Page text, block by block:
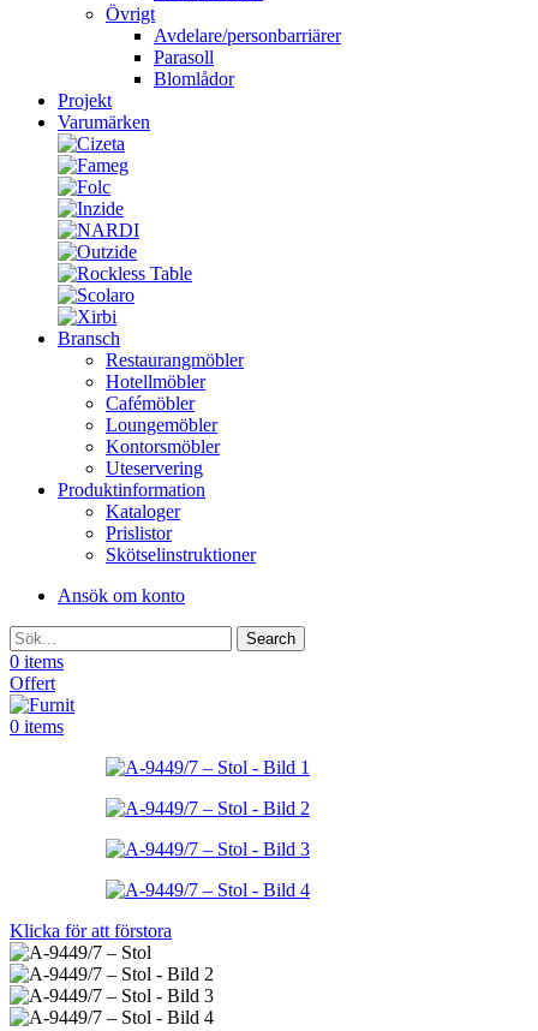
Övrigt
Avdelare/personbarriärer
Parasoll
Blomlådor
Projekt
Varumärken
Bransch
Restaurangmöbler
Hotellmöbler
Cafémöbler
Loungemöbler
Kontorsmöbler
Uteservering
Produktinformation
Kataloger
Prislistor
Skötselinstruktioner
Ansök om konto
Search
0 items
Offert
0 items
Klicka för att förstora